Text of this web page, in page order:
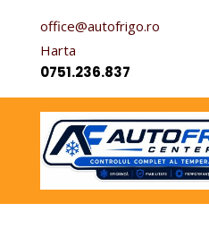
office@autofrigo.ro
Harta
0751.236.837